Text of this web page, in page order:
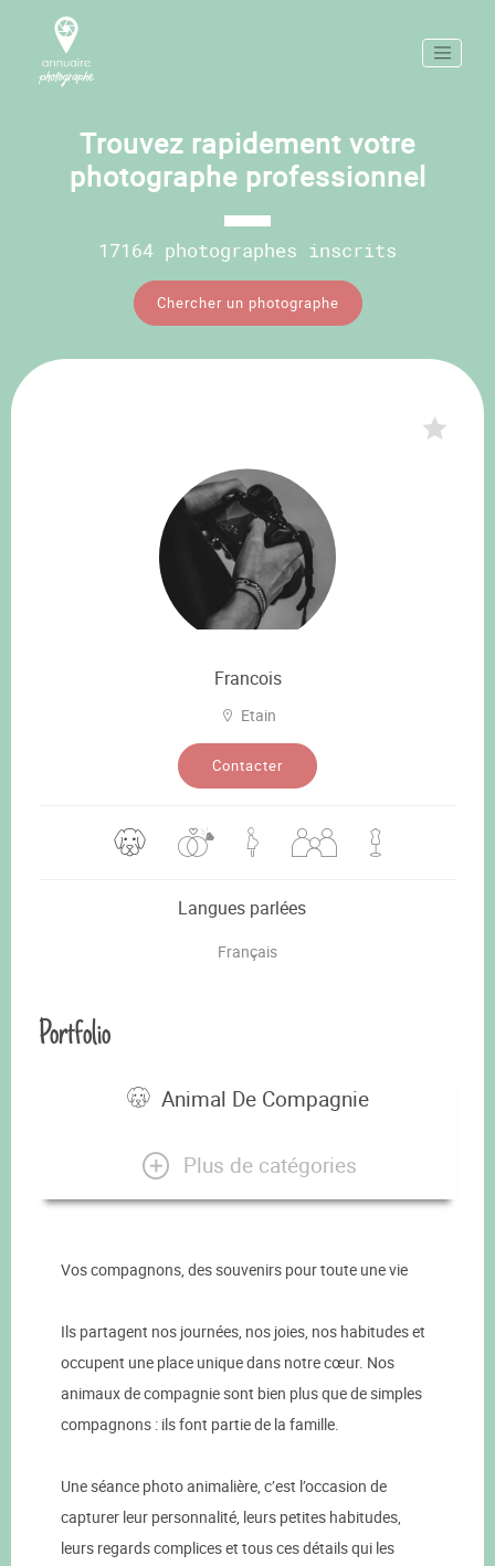
Trouvez rapidement votre
photographe professionnel
17164 photographes inscrits
Chercher un photographe
Francois
Etain
Contacter
Langues parlées
Français
Portfolio
Animal De Compagnie
Plus de catégories
Vos compagnons, des souvenirs pour toute une vie
Ils partagent nos journées, nos joies, nos habitudes et
occupent une place unique dans notre cœur. Nos
animaux de compagnie sont bien plus que de simples
compagnons : ils font partie de la famille.
Une séance photo animalière, c’est l’occasion de
capturer leur personnalité, leurs petites habitudes,
leurs regards complices et tous ces détails qui les